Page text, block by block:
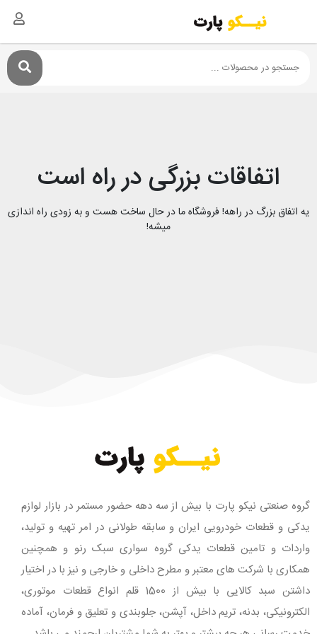
اتفاقات بزرگی در راه است
یه اتفاق بزرگ در راهه! فروشگاه ما در حال ساخت هست و به زودی راه اندازی
میشه!
گروه صنعتی نیکو پارت با بیش از سه دهه حضور مستمر در بازار لوازم
یدکی و قطعات خودرویی ایران و سابقه طولانی در امر تهیه و تولید،
واردات و تامین قطعات یدکی گروه سواری سبک رنو و همچنین
همکاری با شرکت های معتبر و مطرح داخلی و خارجی و نیز با در اختیار
داشتن سبد کالایی با بیش از 1500 قلم انواع قطعات موتوری،
الکترونیکی، بدنه، تریم داخل، آپشن، جلوبندی و تعلیق و فرمان، آماده